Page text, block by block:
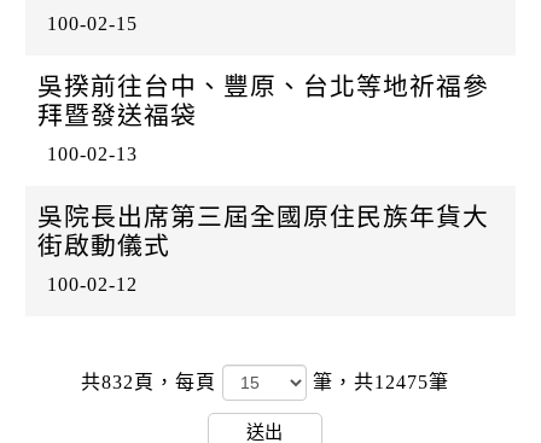
100-02-15
吳揆前往台中、豐原、台北等地祈福參
拜暨發送福袋
100-02-13
吳院長出席第三屆全國原住民族年貨大
街啟動儀式
100-02-12
共832頁， 每頁 筆，共12475筆
送出